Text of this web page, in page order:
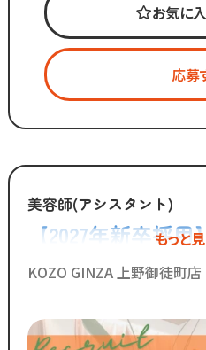
「いいものは残し、
時代に合わないものは変えて
スタッフが長く勤められるこ
今後もより働きやすい環境へ
◆グループの実績◆
￣￣￣￣￣￣￣￣￣￣￣￣￣
・スタッフ月間平均報酬
「30万円以上」☆
・月間来店人数2,000人以上（
◆SNSで職場のリアルな雰
お気に
応募
美容師(アシスタント)
【2027年新卒採
プロアシスタント
もっと
KOZO GINZA 上野御徒町店